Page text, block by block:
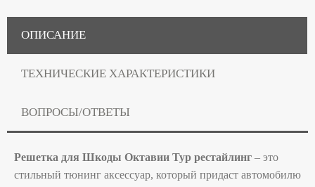
ОПИСАНИЕ
ТЕХНИЧЕСКИЕ ХАРАКТЕРИСТИКИ
ВОПРОСЫ/ОТВЕТЫ
Решетка для Шкоды Октавии Тур рестайлинг – это
стильный тюнинг аксессуар, который придаст автомобилю